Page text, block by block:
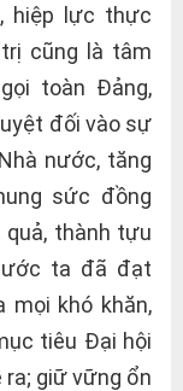
hiệp lực thực
cũng là tâm
toàn Đảng,
đối vào sự
nước, tăng
sức đồng
thành tựu
ta đã đạt
khó khăn,
tiêu Đại hội
giữ vững ổn